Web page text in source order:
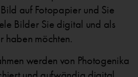
auf Fotopapier und Sie
Bilder Sie digital und als
haben möchten.
werden von Photogenika